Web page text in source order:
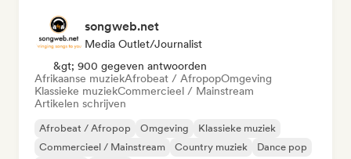
songweb.net
Media Outlet/Journalist
&gt; 900 gegeven antwoorden
Afrikaanse muziekAfrobeat / AfropopOmgeving
Klassieke muziekCommercieel / Mainstream
Artikelen schrijven
Afrobeat / Afropop Omgeving
Klassieke muziek
Commercieel / Mainstream
Country muziek
Dance pop